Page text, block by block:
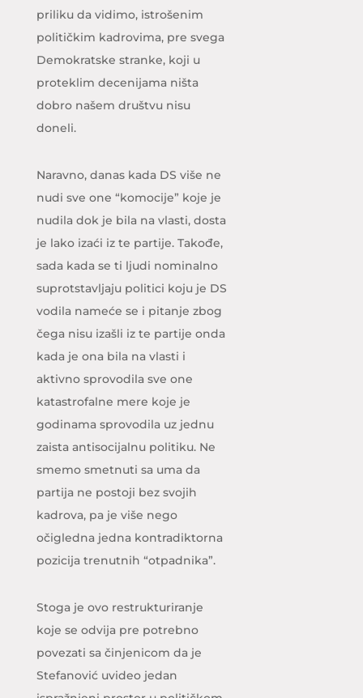
priliku da vidimo, istrošenim
političkim kadrovima, pre svega
Demokratske stranke, koji u
proteklim decenijama ništa
dobro našem društvu nisu
doneli.
Naravno, danas kada DS više ne
nudi sve one “komocije” koje je
nudila dok je bila na vlasti, dosta
je lako izaći iz te partije. Takođe,
sada kada se ti ljudi nominalno
suprotstavljaju politici koju je DS
vodila nameće se i pitanje zbog
čega nisu izašli iz te partije onda
kada je ona bila na vlasti i
aktivno sprovodila sve one
katastrofalne mere koje je
godinama sprovodila uz jednu
zaista antisocijalnu politiku. Ne
smemo smetnuti sa uma da
partija ne postoji bez svojih
kadrova, pa je više nego
očigledna jedna kontradiktorna
pozicija trenutnih “otpadnika”.
Stoga je ovo restrukturiranje
koje se odvija pre potrebno
povezati sa činjenicom da je
Stefanović uvideo jedan